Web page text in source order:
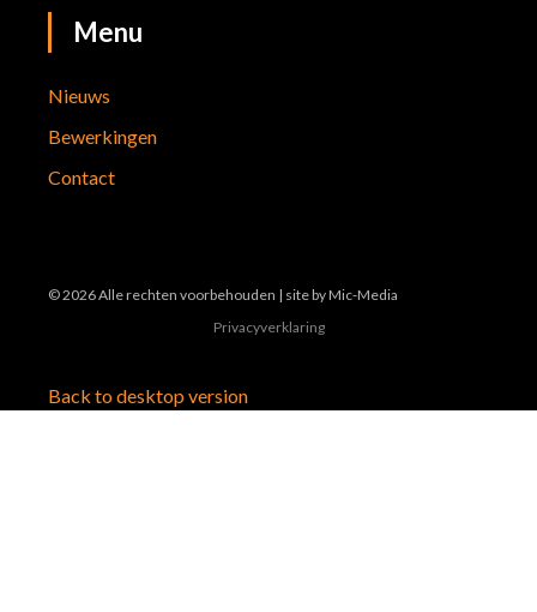
Menu
Nieuws
Bewerkingen
Contact
©2026Alle rechten voorbehouden | site byMic-Media
Privacyverklaring
Back to desktop version